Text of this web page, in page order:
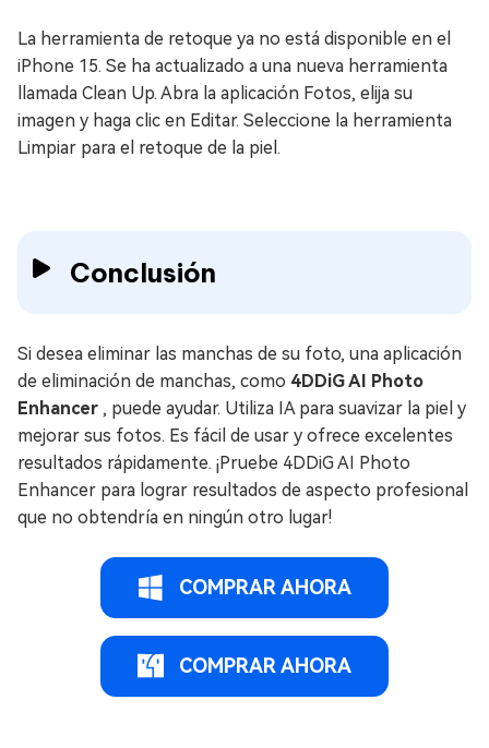
La herramienta de retoque ya no está disponible en el
iPhone 15. Se ha actualizado a una nueva herramienta
llamada Clean Up. Abra la aplicación Fotos, elija su
imagen y haga clic en Editar. Seleccione la herramienta
Limpiar para el retoque de la piel.
Conclusión
Si desea eliminar las manchas de su foto, una aplicación
de eliminación de manchas, como 4DDiG AI Photo
Enhancer , puede ayudar. Utiliza IA para suavizar la piel y
mejorar sus fotos. Es fácil de usar y ofrece excelentes
resultados rápidamente. ¡Pruebe 4DDiG AI Photo
Enhancer para lograr resultados de aspecto profesional
que no obtendría en ningún otro lugar!
COMPRAR AHORA
COMPRAR AHORA